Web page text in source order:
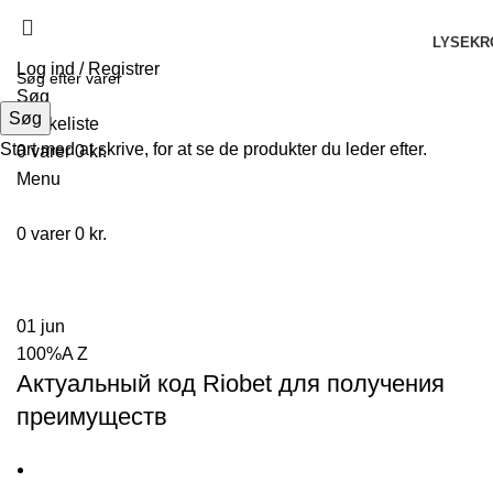
Log ind / Registrer
Søg
Ønskeliste
0varer 0kr.
Menu
0 varer 0 kr.
01 jun
100%A Z
Актуальный код Riobet для получения
преимуществ
Søg
Start med at skrive, for at se de produkter du leder efter.